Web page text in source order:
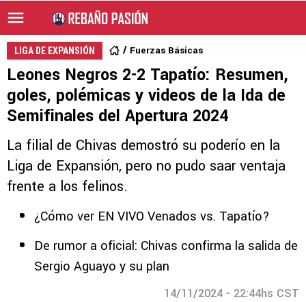
LIGA DE EXPANSIÓN Fuerzas Básicas
Leones Negros 2-2 Tapatío: Resumen,
goles, polémicas y videos de la Ida de
Semifinales del Apertura 2024
La filial de Chivas demostró su poderío en la
Liga de Expansión, pero no pudo saar ventaja
frente a los felinos.
¿Cómo ver EN VIVO Venados vs. Tapatío?
De rumor a oficial: Chivas confirma la salida de
Sergio Aguayo y su plan
14/11/2024 - 22:44hs CST